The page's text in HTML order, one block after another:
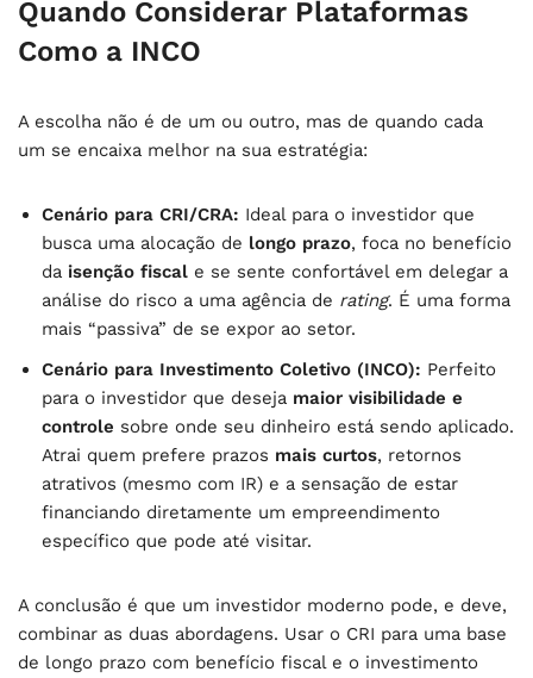
Quando Considerar Plataformas
Como a INCO
A escolha não é de um ou outro, mas de quando cada
um se encaixa melhor na sua estratégia:
Cenário para CRI/CRA: Ideal para o investidor que
busca uma alocação de longo prazo, foca no benefício
da isenção fiscal e se sente confortável em delegar a
análise do risco a uma agência de rating. É uma forma
mais “passiva” de se expor ao setor.
Cenário para Investimento Coletivo (INCO): Perfeito
para o investidor que deseja maior visibilidade e
controle sobre onde seu dinheiro está sendo aplicado.
Atrai quem prefere prazos mais curtos, retornos
atrativos (mesmo com IR) e a sensação de estar
financiando diretamente um empreendimento
específico que pode até visitar.
A conclusão é que um investidor moderno pode, e deve,
combinar as duas abordagens. Usar o CRI para uma base
de longo prazo com benefício fiscal e o investimento